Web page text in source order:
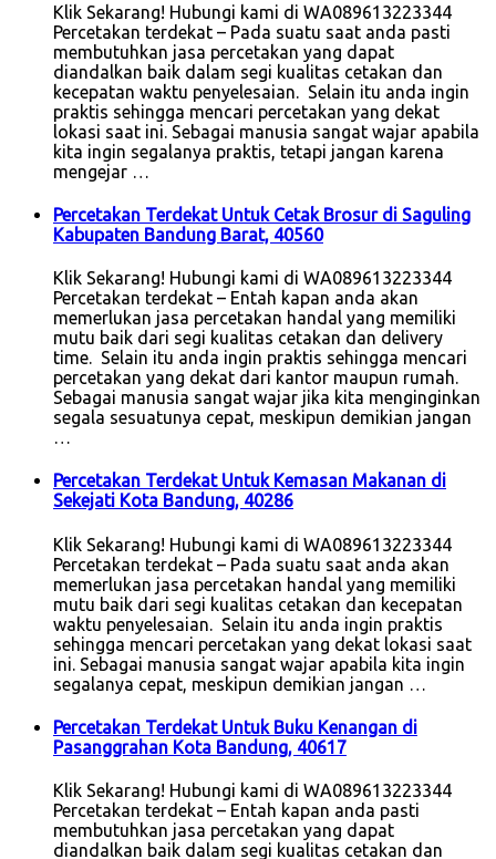
Klik Sekarang! Hubungi kami di WA089613223344
Percetakan terdekat – Pada suatu saat anda pasti
membutuhkan jasa percetakan yang dapat
diandalkan baik dalam segi kualitas cetakan dan
kecepatan waktu penyelesaian. Selain itu anda ingin
praktis sehingga mencari percetakan yang dekat
lokasi saat ini. Sebagai manusia sangat wajar apabila
kita ingin segalanya praktis, tetapi jangan karena
mengejar …
Percetakan Terdekat Untuk Cetak Brosur di Saguling
Kabupaten Bandung Barat, 40560
Klik Sekarang! Hubungi kami di WA089613223344
Percetakan terdekat – Entah kapan anda akan
memerlukan jasa percetakan handal yang memiliki
mutu baik dari segi kualitas cetakan dan delivery
time. Selain itu anda ingin praktis sehingga mencari
percetakan yang dekat dari kantor maupun rumah.
Sebagai manusia sangat wajar jika kita menginginkan
segala sesuatunya cepat, meskipun demikian jangan
…
Percetakan Terdekat Untuk Kemasan Makanan di
Sekejati Kota Bandung, 40286
Klik Sekarang! Hubungi kami di WA089613223344
Percetakan terdekat – Pada suatu saat anda akan
memerlukan jasa percetakan handal yang memiliki
mutu baik dari segi kualitas cetakan dan kecepatan
waktu penyelesaian. Selain itu anda ingin praktis
sehingga mencari percetakan yang dekat lokasi saat
ini. Sebagai manusia sangat wajar apabila kita ingin
segalanya cepat, meskipun demikian jangan …
Percetakan Terdekat Untuk Buku Kenangan di
Pasanggrahan Kota Bandung, 40617
Klik Sekarang! Hubungi kami di WA089613223344
Percetakan terdekat – Entah kapan anda pasti
membutuhkan jasa percetakan yang dapat
diandalkan baik dalam segi kualitas cetakan dan